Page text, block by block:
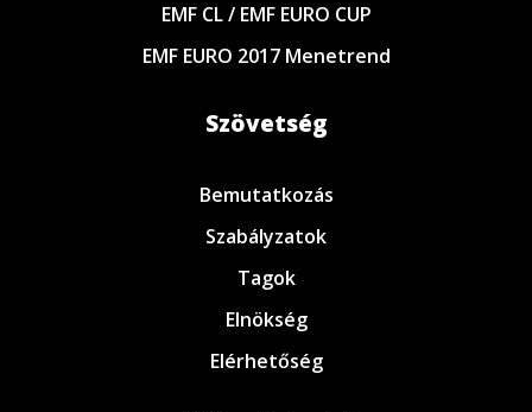
EMF CL / EMF EURO CUP
EMF EURO 2017 Menetrend
Szövetség
Bemutatkozás
Szabályzatok
Tagok
Elnökség
Elérhetőség